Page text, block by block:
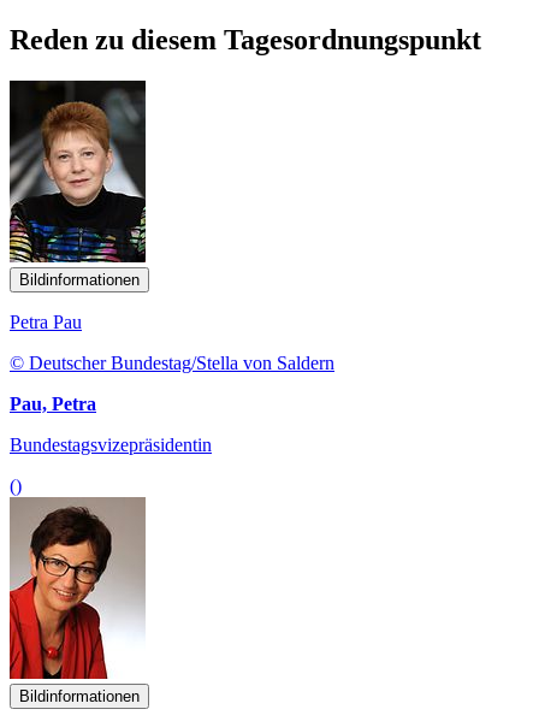
Reden zu diesem Tagesordnungspunkt
Bildinformationen
Petra Pau
© Deutscher Bundestag/Stella von Saldern
Pau, Petra
Bundestagsvizepräsidentin
()
Bildinformationen